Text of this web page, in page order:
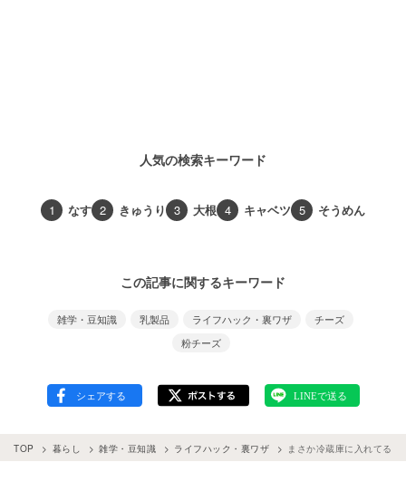
人気の検索キーワード
1 なす 2 きゅうり 3 大根 4 キャベツ 5 そうめん
この記事に関するキーワード
雑学・豆知識 乳製品 ライフハック・裏ワザ
チーズ
粉チーズ
TOP 暮らし 雑学・豆知識 ライフハック・裏ワザ まさか冷蔵庫に入れてる